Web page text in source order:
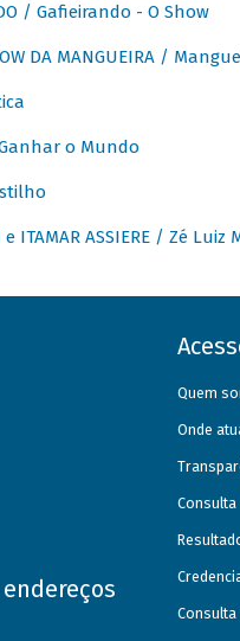
/ Gafieirando - O Show
DA MANGUEIRA /
o Mundo
e ITAMAR ASSIERE / Zé
Quem
Onde
Consulta